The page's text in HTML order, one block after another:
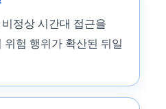
정상 시간대 접근을
험 행위가 확산된 뒤일